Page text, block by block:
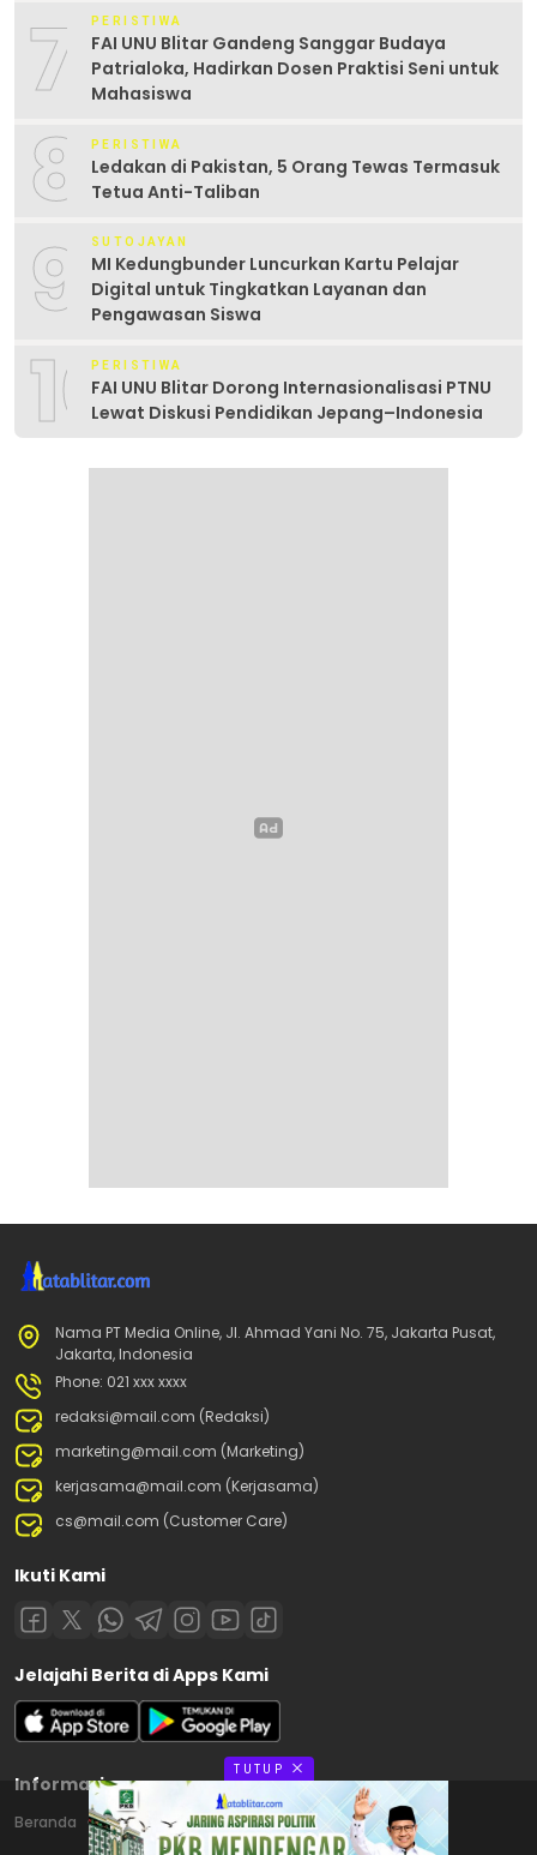
7 PERISTIWA
FAI UNU Blitar Gandeng Sanggar Budaya
Patrialoka, Hadirkan Dosen Praktisi Seni untuk
Mahasiswa
8 PERISTIWA
Ledakan di Pakistan, 5 Orang Tewas Termasuk
Tetua Anti-Taliban
9 SUTOJAYAN
MI Kedungbunder Luncurkan Kartu Pelajar
Digital untuk Tingkatkan Layanan dan
Pengawasan Siswa
10PERISTIWA
FAI UNU Blitar Dorong Internasionalisasi PTNU
Lewat Diskusi Pendidikan Jepang–Indonesia
Nama PT Media Online, Jl. Ahmad Yani No. 75, Jakarta Pusat,
Jakarta, Indonesia
Phone: 021 xxx xxxx
redaksi@mail.com (Redaksi)
marketing@mail.com (Marketing)
kerjasama@mail.com (Kerjasama)
cs@mail.com (Customer Care)
Ikuti Kami
Jelajahi Berita di Apps Kami
Informasi
Beranda Contact Disclaimer Privacy Policy
TUTUP